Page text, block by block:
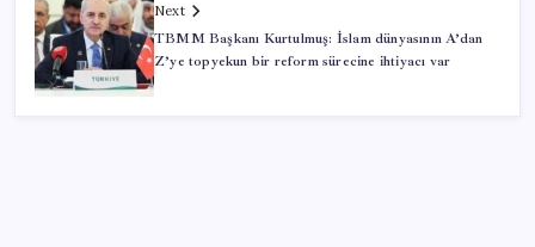
Next
TBMM Başkanı Kurtulmuş: İslam dünyasının A’dan
Z’ye topyekun bir reform sürecine ihtiyacı var